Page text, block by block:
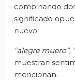
combinando
significado
nuevo:
“alegre muero”,
muestran
mencionan.